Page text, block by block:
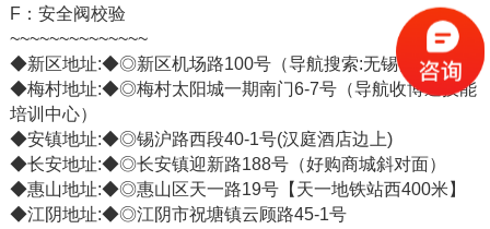
F：安全阀校验
~~~~~~~~~~~~~~
◆新区地址:◆◎新区机场路100号（导航搜索:无锡日报）
◆梅村地址:◆◎梅村太阳城一期南门6-7号（导航收博通技能
培训中心）
◆安镇地址:◆◎锡沪路西段40-1号(汉庭酒店边上)
◆长安地址:◆◎长安镇迎新路188号（好购商城斜对面）
◆惠山地址:◆◎惠山区天一路19号【天一地铁站西400米】
◆江阴地址:◆◎江阴市祝塘镇云顾路45-1号